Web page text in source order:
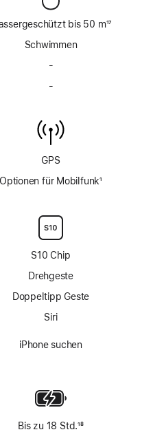
bis 50 m17
Schwimmen
-
-
GPS
Optionen für Mobilfunk1
S10 Chip
Drehgeste
Doppeltipp Geste
Siri
iPhone suchen
Bis zu 18 Std.18